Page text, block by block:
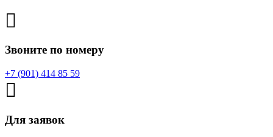
Звоните по номеру
+7 (901) 414 85 59
Для заявок